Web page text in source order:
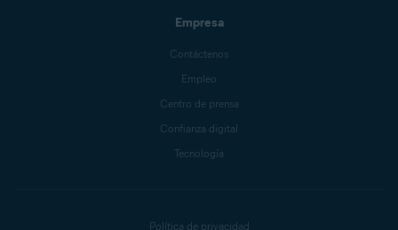
Empresa
Contáctenos
Empleo
Centro de prensa
Confianza digital
Tecnología
Política de privacidad